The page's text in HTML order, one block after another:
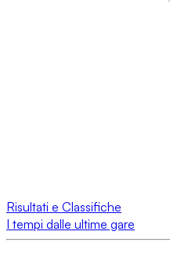
Risultati e Classifiche
I tempi dalle ultime gare